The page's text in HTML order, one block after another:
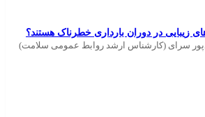
زیبایی در دوران بارداری خطرناک هستند؟
سرای (کارشناس ارشد روابط عمومی سلامت)